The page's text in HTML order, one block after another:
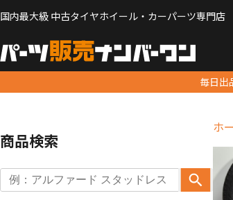
国内最大級 中古タイヤホイール・カーパーツ専門店
毎日出
ホ
商品検索